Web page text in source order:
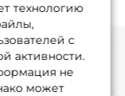
технологию
с
активности.
не
может